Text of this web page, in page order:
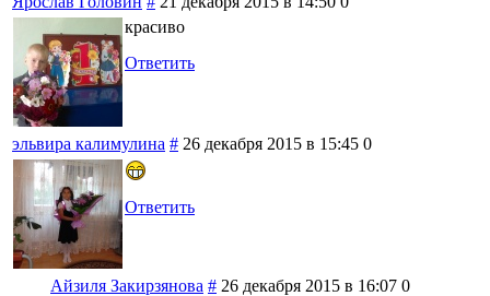
красиво
Ответить
эльвира калимулина # 26 декабря 2015 в 15:45 0
Ответить
Айзиля Закирзянова # 26 декабря 2015 в 16:07 0